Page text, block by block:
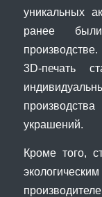
уникальных
ранее
3D-печать
украшений.
Кроме того,